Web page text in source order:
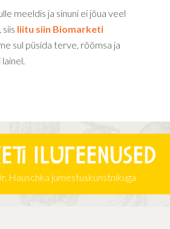
meeldis ja sinuni ei jõua veel
liitu siin Biomarketi
sul püsida terve, rõõmsa ja
lainel.
iluteenused
Hauschka jumestuskunstnikuga